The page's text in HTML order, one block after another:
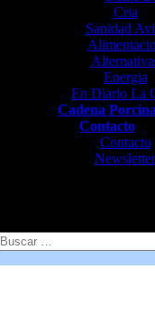
Cria
Sanidad
Energia
En Diario La
Cadena Porcina
Contacto
Contacto
Newsletter
Buscar: